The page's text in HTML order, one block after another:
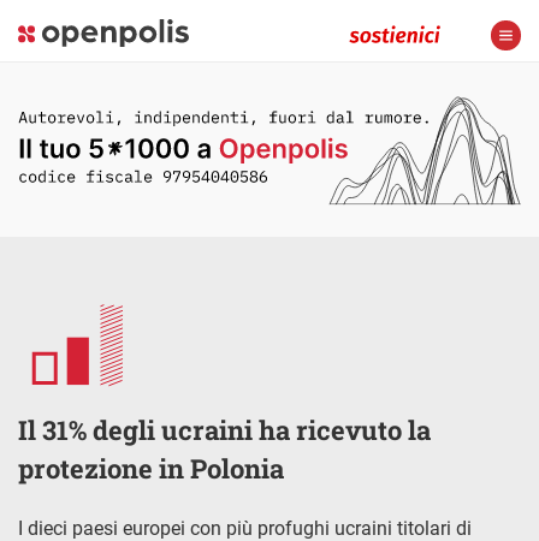
Il 31% degli ucraini ha ricevuto la
protezione in Polonia
I dieci paesi europei con più profughi ucraini titolari di